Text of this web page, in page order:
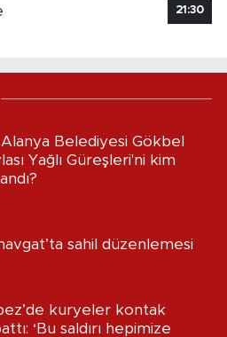
21:30
Belediyesi Gökbel
Yağlı Güreşleri'ni kim
sahil düzenlemesi
kuryeler kontak
‘Bu saldırı hepimize